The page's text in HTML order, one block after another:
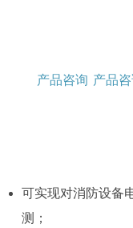
产品咨询 产品
可实现对消防设备
测；